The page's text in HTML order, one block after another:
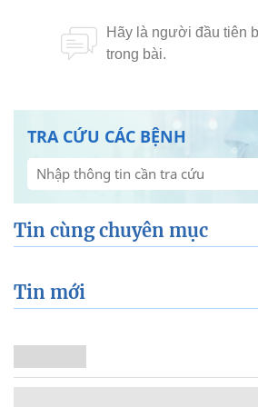
TRA CỨU CÁC BỆNH
Tin cùng chuyên mục
Tin mới